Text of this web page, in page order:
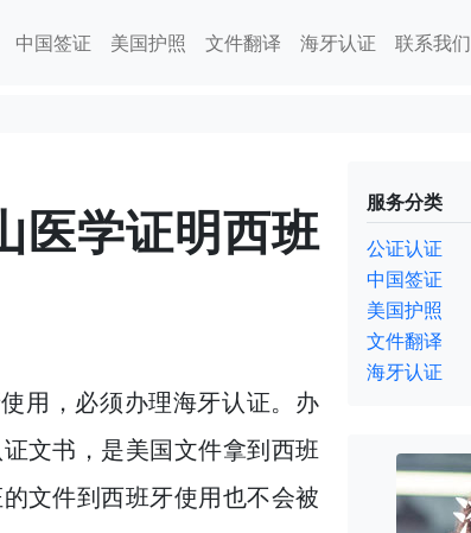
中国签证 美国护照 文件翻译 海牙认证 联系我们
医学证明西班
用，必须办理海牙认证。办
文书，是美国文件拿到西班
文件到西班牙使用也不会被
服务分类
公证认证
中国签证
美国护照
文件翻译
海牙认证